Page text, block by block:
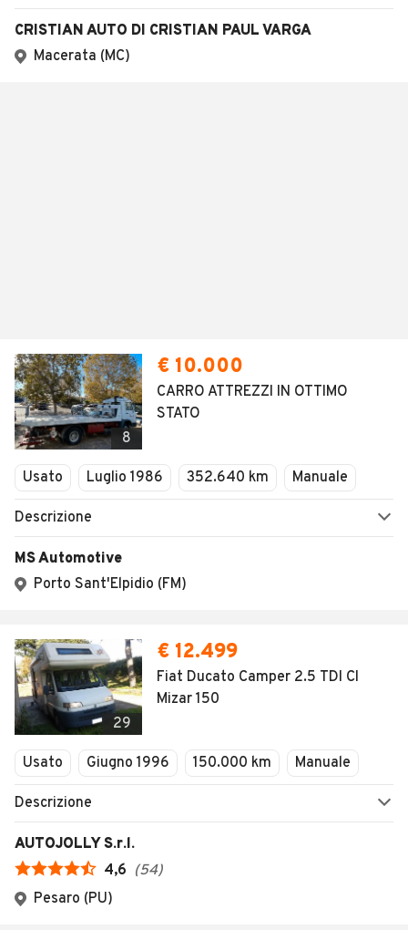
CRISTIAN AUTO DI CRISTIAN PAUL VARGA
Macerata (MC)
8
€ 10.000
CARRO ATTREZZI IN OTTIMO
STATO
Usato Luglio 1986 352.640 km Manuale
Descrizione
MS Automotive
Porto Sant'Elpidio (FM)
29
€ 12.499
Fiat Ducato Camper 2.5 TDI CI
Mizar 150
Usato Giugno 1996 150.000 km Manuale
Descrizione
AUTOJOLLY S.r.l.
4,6 (54)
Pesaro (PU)